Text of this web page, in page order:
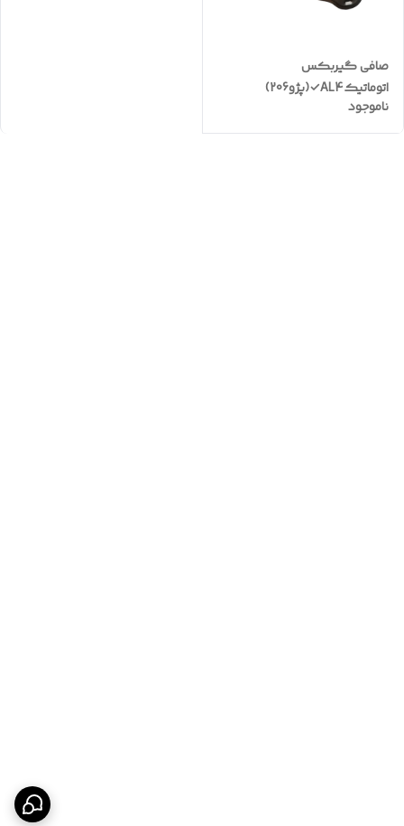
صافی گیربکس
اتوماتیکAL4✓(پژو206)
ناموجود